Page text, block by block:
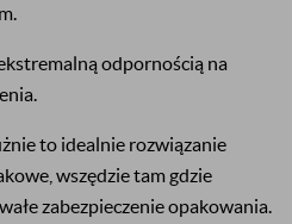
odpornością na
to idealnie rozwiązanie
wszędzie tam gdzie
zabezpieczenie opakowania.